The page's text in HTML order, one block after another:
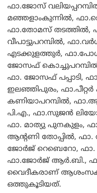
ഫാ.ജോസ്
മഞ്ഞളാംകുന്നിൽ,
ഫാ.തോമസ് തടത്തിൽ,
വീപാട്ടുപറമ്പിൽ,
എടക്കുളത്തുർ,
ജോസഫ് കൊച്ചുപറമ്പിൽ,
ഫാ. ജോസഫ് പപ്പാടി,
ഇലഞ്ഞിപുരം,
കണിയാപറമ്പിൽ,
പി.എ., ഫാ.സുജൻ
ഫാ. മാത്യു പുനകുളം,
ആൻ്റണി തോപ്പിൽ,
ജോർജ് റെബെറോ, ഫാ.
ഫാ.ജോർജ് ആർ.ബി.,
വൈദീകരാണ്
ഒത്തുകൂടിയത്.